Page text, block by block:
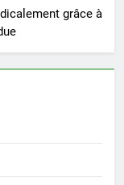
grâce à